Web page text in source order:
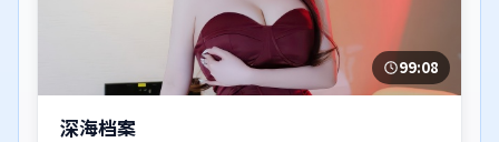
99:08
深海档案